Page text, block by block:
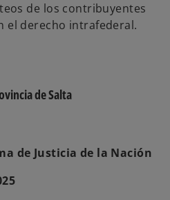
de los contribuyentes
el derecho intrafederal.
de Salta
de Justicia de la Nación